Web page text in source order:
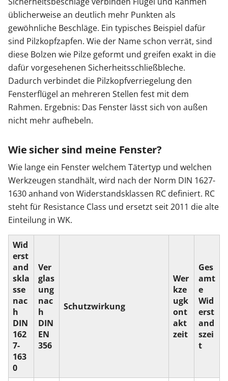
üblicherweise an deutlich mehr Punkten als
gewöhnliche Beschläge. Ein typisches Beispiel dafür
sind Pilzkopfzapfen. Wie der Name schon verrät, sind
diese Bolzen wie Pilze geformt und greifen exakt in die
dafür vorgesehenen Sicherheitsschließbleche.
Dadurch verbindet die Pilzkopfverriegelung den
Fensterflügel an mehreren Stellen fest mit dem
Rahmen. Ergebnis: Das Fenster lässt sich von außen
nicht mehr aufhebeln.
Wie sicher sind meine Fenster?
Wie lange ein Fenster welchem Tätertyp und welchen
Werkzeugen standhält, wird nach der Norm DIN 1627-
1630 anhand von Widerstandsklassen RC definiert. RC
steht für Resistance Class und ersetzt seit 2011 die alte
Einteilung in WK.
Wid
erst
and
skla
sse
nac
h
DIN
162
7-
163
0
Ver
glas
ung
nac
h
DIN
EN
356
Schutzwirkung
Wer
kze
ugk
ont
akt
zeit
Ges
amt
e
Wid
erst
and
szei
t